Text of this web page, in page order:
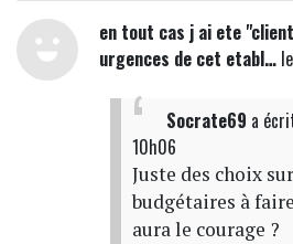
en tout cas j ai ete
urgences de cet etabl…
Socrate69 a
10h06
Juste des choix
budgétaires à
aura le courage ?